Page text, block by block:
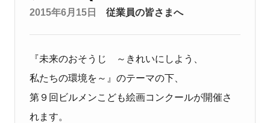
2015年6月15日 従業員の皆さまへ
『未来のおそうじ ～きれいにしよう、
私たちの環境を～』のテーマの下、
第９回ビルメンこども絵画コンクールが開催さ
れます。